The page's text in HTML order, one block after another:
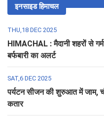
इनसाइड हिमाचल
THU,18 DEC 2025
HIMACHAL : मैदानी शहरों से
बर्फबारी का अलर्ट
SAT,6 DEC 2025
पर्यटन सीजन की शुरुआत में जाम,
कतार